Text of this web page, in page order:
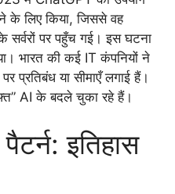
के लिए किया, जिससे वह
पर पहुँच गई। इस घटना
भारत की कई IT कंपनियों ने
प्रतिबंध या सीमाएँ लगाई हैं।
AI के बदले चुका रहे हैं।
इतिहास